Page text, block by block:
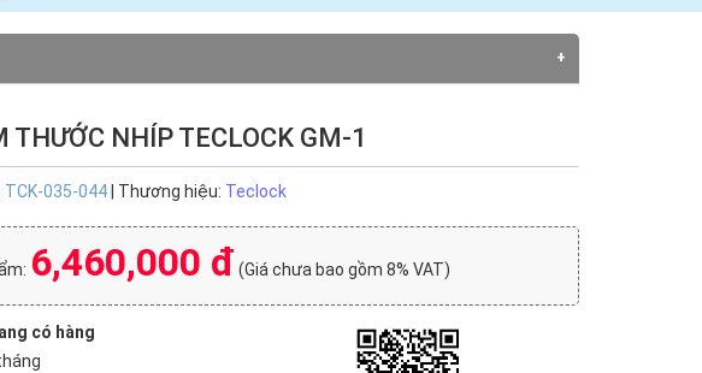
THƯỚC NHÍP TECLOCK GM-1
TCK-035-044 | Thương hiệu: Teclock
6,460,000 đ (Giá chưa bao gồm 8% VAT)
có hàng